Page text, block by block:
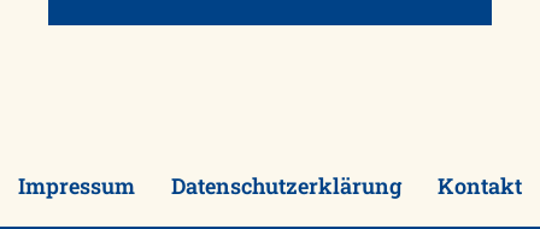
Impressum Datenschutzerklärung Kontakt